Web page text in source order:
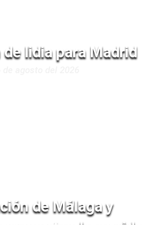
lidia para Madrid
de Málaga y